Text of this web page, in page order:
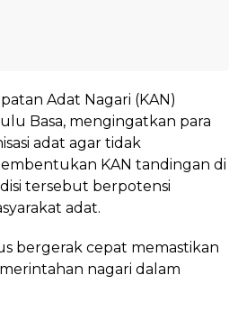
Adat Nagari (KAN)
Basa, mengingatkan para
adat agar tidak
KAN tandingan di
tersebut berpotensi
adat.
bergerak cepat memastikan
nagari dalam